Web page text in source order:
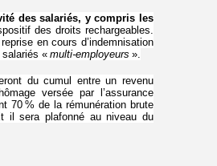
des salariés, y compris les
des droits rechargeables.
en cours d’indemnisation
salariés « multi-employeurs ».
du cumul entre un revenu
versée par l’assurance
70 % de la rémunération brute
il sera plafonné au niveau du